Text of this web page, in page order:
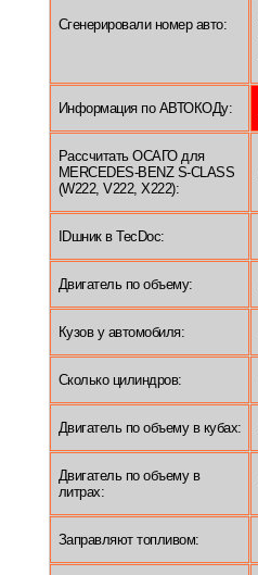
Сгенерировали номер авто:
Информация по АВТОКОДу:
Рассчитать ОСАГО для
MERCEDES-BENZ S-CLASS
(W222, V222, X222):
IDшник в TecDoc:
Двигатель по объему:
Кузов у автомобиля:
Сколько цилиндров:
Двигатель по объему в кубах:
Двигатель по объему в
литрах:
Заправляют топливом: